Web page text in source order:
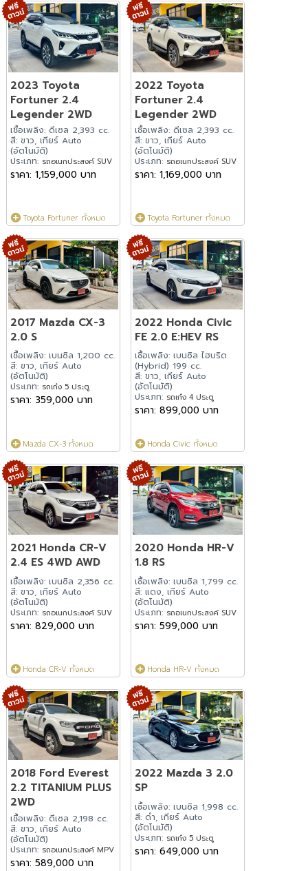
2023 Toyota
Fortuner 2.4
Legender 2WD
เชื้อเพลิง: ดีเซล 2,393 cc.
สี: ขาว, เกียร์ Auto
(อัตโนมัติ)
ประเภท: รถอเนกประสงค์ SUV
ราคา: 1,159,000 บาท
Toyota Fortuner ทั้งหมด
2022 Toyota
Fortuner 2.4
Legender 2WD
เชื้อเพลิง: ดีเซล 2,393 cc.
สี: ขาว, เกียร์ Auto
(อัตโนมัติ)
ประเภท: รถอเนกประสงค์ SUV
ราคา: 1,169,000 บาท
Toyota Fortuner ทั้งหมด
2017 Mazda CX-3
2.0 S
เชื้อเพลิง: เบนซิล 1,200 cc.
สี: ขาว, เกียร์ Auto
(อัตโนมัติ)
ประเภท: รถเก๋ง 5 ประตู
ราคา: 359,000 บาท
Mazda CX-3 ทั้งหมด
2022 Honda Civic
FE 2.0 E:HEV RS
เชื้อเพลิง: เบนซิล ไฮบริด
(Hybrid) 199 cc.
สี: ขาว, เกียร์ Auto
(อัตโนมัติ)
ประเภท: รถเก๋ง 4 ประตู
ราคา: 899,000 บาท
Honda Civic ทั้งหมด
2021 Honda CR-V
2.4 ES 4WD AWD
เชื้อเพลิง: เบนซิล 2,356 cc.
สี: ขาว, เกียร์ Auto
(อัตโนมัติ)
ประเภท: รถอเนกประสงค์ SUV
ราคา: 829,000 บาท
Honda CR-V ทั้งหมด
2020 Honda HR-V
1.8 RS
เชื้อเพลิง: เบนซิล 1,799 cc.
สี: แดง, เกียร์ Auto
(อัตโนมัติ)
ประเภท: รถอเนกประสงค์ SUV
ราคา: 599,000 บาท
Honda HR-V ทั้งหมด
2018 Ford Everest
2.2 TITANIUM PLUS
2WD
เชื้อเพลิง: ดีเซล 2,198 cc.
สี: ขาว, เกียร์ Auto
(อัตโนมัติ)
ประเภท: รถอเนกประสงค์ MPV
ราคา: 589,000 บาท
2022 Mazda 3 2.0
SP
เชื้อเพลิง: เบนซิล 1,998 cc.
สี: ดำ, เกียร์ Auto
(อัตโนมัติ)
ประเภท: รถเก๋ง 5 ประตู
ราคา: 649,000 บาท